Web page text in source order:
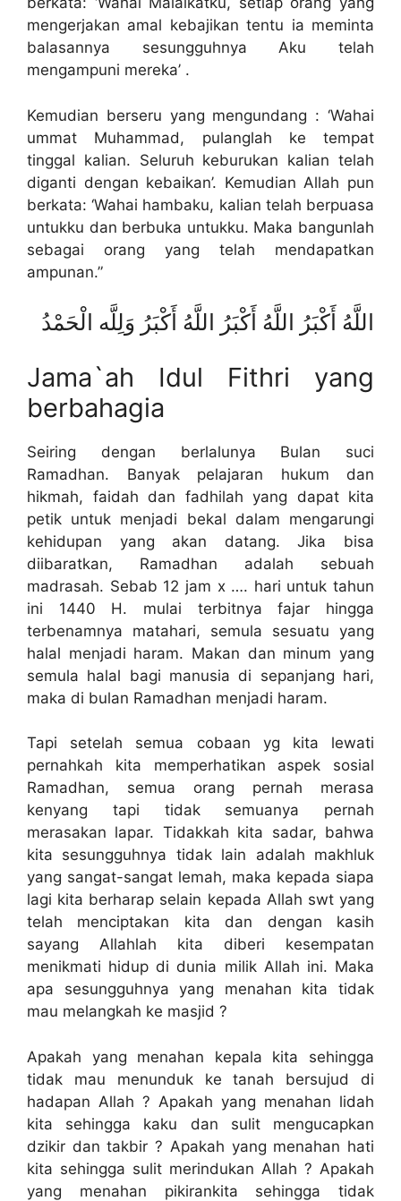
mengerjakan amal kebajikan tentu ia meminta
balasannya sesungguhnya Aku telah
mengampuni mereka’ .
Kemudian berseru yang mengundang : ‘Wahai
ummat Muhammad, pulanglah ke tempat
tinggal kalian. Seluruh keburukan kalian telah
diganti dengan kebaikan’. Kemudian Allah pun
berkata: ‘Wahai hambaku, kalian telah berpuasa
untukku dan berbuka untukku. Maka bangunlah
sebagai orang yang telah mendapatkan
ampunan.”
اللَّهُ أَكْبَرُ اللَّهُ أَكْبَرُ اللَّهُ أَكْبَرُ وَلِلَّه الْحَمْدُ
Jama`ah Idul Fithri yang
berbahagia
Seiring dengan berlalunya Bulan suci
Ramadhan. Banyak pelajaran hukum dan
hikmah, faidah dan fadhilah yang dapat kita
petik untuk menjadi bekal dalam mengarungi
kehidupan yang akan datang. Jika bisa
diibaratkan, Ramadhan adalah sebuah
madrasah. Sebab 12 jam x …. hari untuk tahun
ini 1440 H. mulai terbitnya fajar hingga
terbenamnya matahari, semula sesuatu yang
halal menjadi haram. Makan dan minum yang
semula halal bagi manusia di sepanjang hari,
maka di bulan Ramadhan menjadi haram.
Tapi setelah semua cobaan yg kita lewati
pernahkah kita memperhatikan aspek sosial
Ramadhan, semua orang pernah merasa
kenyang tapi tidak semuanya pernah
merasakan lapar. Tidakkah kita sadar, bahwa
kita sesungguhnya tidak lain adalah makhluk
yang sangat-sangat lemah, maka kepada siapa
lagi kita berharap selain kepada Allah swt yang
telah menciptakan kita dan dengan kasih
sayang Allahlah kita diberi kesempatan
menikmati hidup di dunia milik Allah ini. Maka
apa sesungguhnya yang menahan kita tidak
mau melangkah ke masjid ?
Apakah yang menahan kepala kita sehingga
tidak mau menunduk ke tanah bersujud di
hadapan Allah ? Apakah yang menahan lidah
kita sehingga kaku dan sulit mengucapkan
dzikir dan takbir ? Apakah yang menahan hati
kita sehingga sulit merindukan Allah ? Apakah
yang menahan pikirankita sehingga tidak